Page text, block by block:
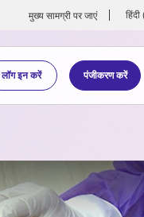
मुख्‍य सामग्री पर जाएं
लॉग इन करें पंजीकरण करें